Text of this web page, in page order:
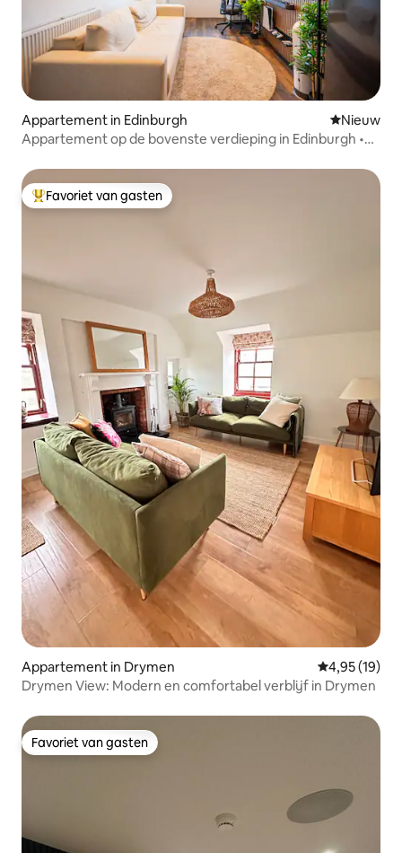
Appartement in Edinburgh Nieuwe
Nieuw
Appartement op de bovenste verdieping in Edinburgh •
Topfavoriet van gasten
Favoriet van gasten
Appartement in Drymen Gemiddelde
4,95 (19)
Drymen View: Modern en comfortabel verblijf in Drymen
Favoriet van gasten
Favoriet van gasten